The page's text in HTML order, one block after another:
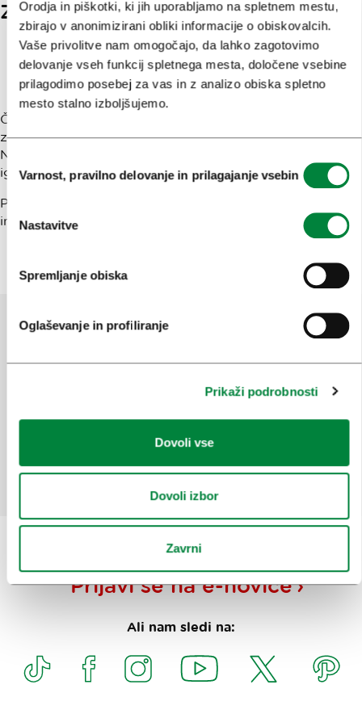
Orodja in piškotki, ki jih uporabljamo na spletnem mestu,
zbirajo v anonimizirani obliki informacije o obiskovalcih.
Vaše privolitve nam omogočajo, da lahko zagotovimo
delovanje vseh funkcij spletnega mesta, določene vsebine
prilagodimo posebej za vas in z analizo obiska spletno
mesto stalno izboljšujemo.
Izbira
soglasja
Varnost, pravilno delovanje in prilagajanje vsebin
Nastavitve
Spremljanje obiska
Oglaševanje in profiliranje
Prikaži podrobnosti
Dovoli vse
Dovoli izbor
Zavrni
Zmajski most
Roška cesta
Nasvet za konec
Če boste med lovom na Invaderjeve mozaike videti rahlo
zamišljeni in ves čas gledali proti fasadam, ne skrbite.
Niste čudni. Ste samo del ene najbolj zabavnih urbanih
iger, ki jih Ljubljana ponuja.
Pridite torej na sprehod, pustite, da vas mesto preseneti
in: poiščite piksle!
Da Ne
Prijavi se nae-novice
Ali nam sledi na: